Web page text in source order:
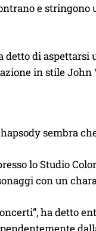
e
di aspettarsi
in stile
sembra
lo Studio
con un
ha detto